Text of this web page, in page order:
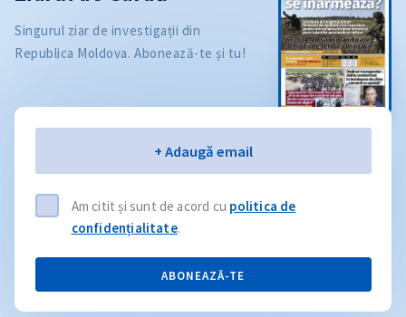
Singurul ziar de investigații din
Republica Moldova. Abonează-te și tu!
+ Adaugă email
Am citit și sunt de acord cu politica de
confidențialitate.
ABONEAZĂ-TE